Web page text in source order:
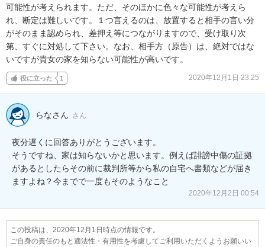
可能性が考えられます。ただ、そのほかに色々な可能性が考えら
れ、断定は難しいです。１つ言えるのは、放置すると相手の言い分
がそのまま認められ、差押え等につながりますので、受け取り次
第、すぐに対処して下さい。なお、相手方（原告）は、絶対ではな
いですが貴女の家を知らない可能性が高いです。
役に立った 1 2020年12月1日 23:25
らなさん さん
夜分遅くに回答ありがとうございます。
そうですね、家は知らないかと思います。例えば誹謗中傷の証拠
があるとしたらその前に裁判所等から私の自宅へ書類などが届き
ますよね？今までで一度もそのようなこと
2020年12月2日 00:54
この投稿は、2020年12月1日時点の情報です。
ご自身の責任のもと適法性・有用性を考慮してご利用いただくようお願いい